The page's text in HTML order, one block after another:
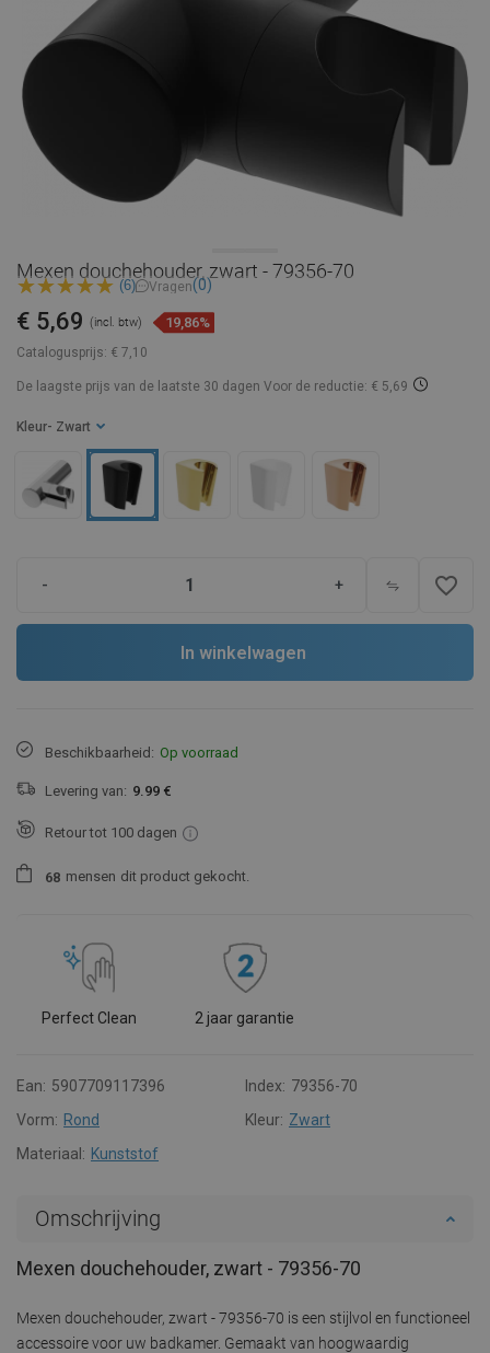
Mexen douchehouder, zwart - 79356-70
(6) Vragen(0)
Catalogusprijs: € 7,10
€ 5,69 (incl. btw) 19,86%
De laagste prijs van de laatste 30 dagen Voor de reductie: € 5,69
Kleur - Zwart
- + favorite_border
In winkelwagen
Beschikbaarheid: Op voorraad
Levering van: 9.99 €
Retour tot 100 dagen
68 mensen dit product gekocht.
Perfect Clean 2 jaar garantie
Ean: 5907709117396 Index: 79356-70
Vorm: Rond Kleur: Zwart
Materiaal: Kunststof
Omschrijving
Mexen douchehouder, zwart - 79356-70
Mexen douchehouder, zwart - 79356-70 is een stijlvol en functioneel
accessoire voor uw badkamer. Gemaakt van hoogwaardig